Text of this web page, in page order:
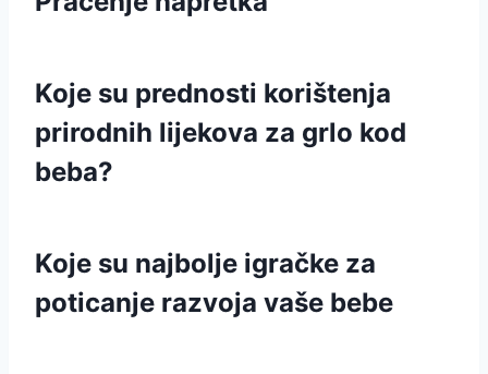
Koje su prednosti korištenja
prirodnih lijekova za grlo kod
beba?
Koje su najbolje igračke za
poticanje razvoja vaše bebe